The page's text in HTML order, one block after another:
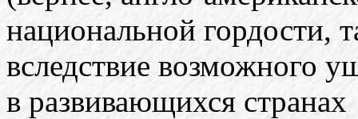
национальной гордости,
вследствие возможного
в развивающихся странах